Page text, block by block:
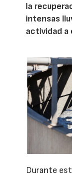
la
intensas
actividad a
Durante